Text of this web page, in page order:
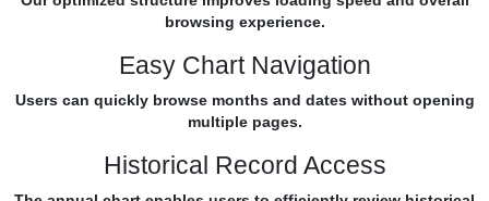
browsing experience.
Easy Chart Navigation
Users can quickly browse months and dates without opening
multiple pages.
Historical Record Access